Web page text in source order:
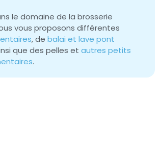
le domaine de la brosserie
vous proposons différentes
, de balai et lave pont
que des pelles et autres petits
.